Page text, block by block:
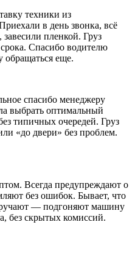
техники из
в день звонка, всё
пленкой. Груз
Спасибо водителю
обращаться еще.
спасибо менеджеру
выбрать оптимальный
типичных очередей. Груз
«до двери» без проблем.
Всегда предупреждают о
без ошибок. Бывает, что
— подгоняют машину
без скрытых комиссий.